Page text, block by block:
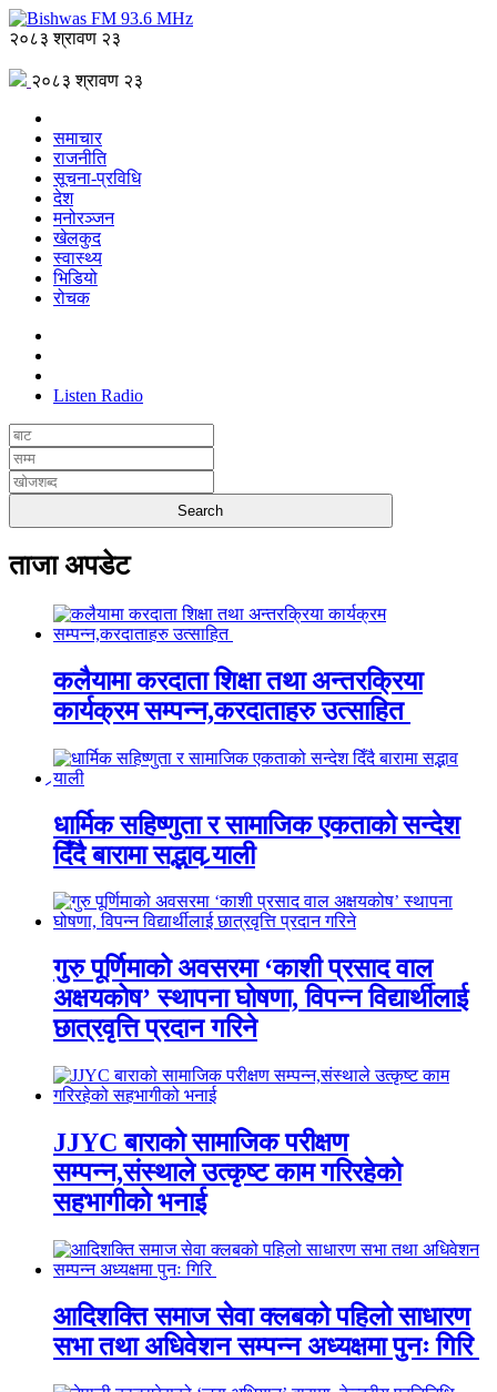
२०८३ श्रावण २३
२०८३ श्रावण २३
समाचार
राजनीति
सूचना-प्रविधि
देश
मनोरञ्जन
खेलकुद
स्वास्थ्य
भिडियो
रोचक
Listen Radio
ताजा अपडेट
कलैयामा करदाता शिक्षा तथा अन्तरक्रिया
कार्यक्रम सम्पन्न,करदाताहरु उत्साहित
धार्मिक सहिष्णुता र सामाजिक एकताको सन्देश
दिँदै बारामा सद्भाव र्‍याली
गुरु पूर्णिमाको अवसरमा ‘काशी प्रसाद वाल
अक्षयकोष’ स्थापना घोषणा, विपन्न विद्यार्थीलाई
छात्रवृत्ति प्रदान गरिने
JJYC बाराको सामाजिक परीक्षण
सम्पन्न,संस्थाले उत्कृष्ट काम गरिरहेको
सहभागीको भनाई
आदिशक्ति समाज सेवा क्लबको पहिलो साधारण
सभा तथा अधिवेशन सम्पन्न अध्यक्षमा पुनः गिरि